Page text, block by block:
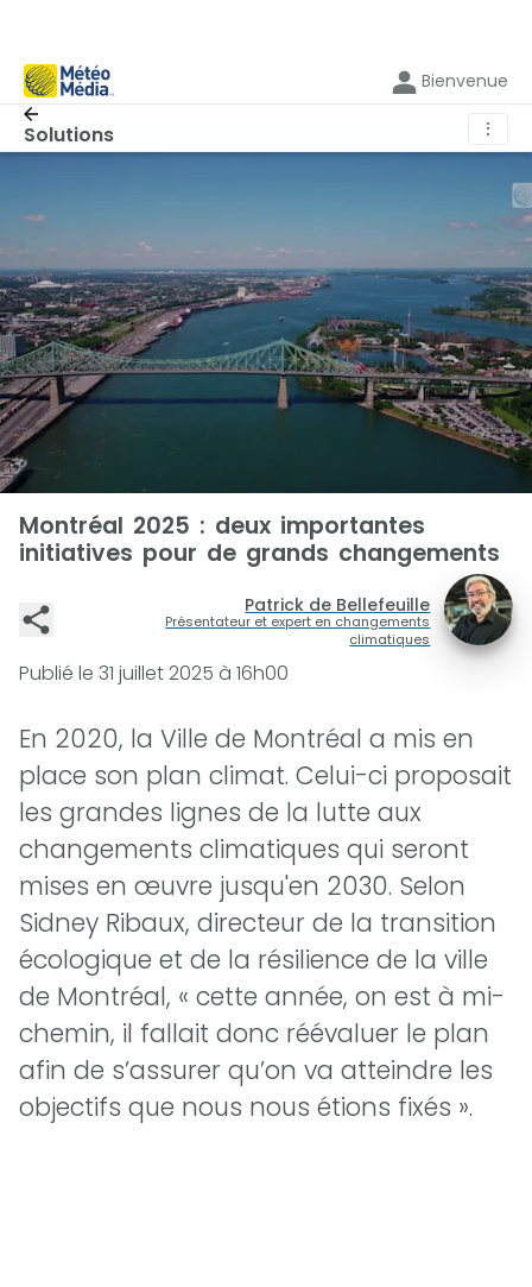
Bienvenue
Solutions ⋮
Montréal 2025 : deux importantes
initiatives pour de grands changements
Patrick de Bellefeuille
Présentateur et expert en changements
climatiques
Publié le 31 juillet 2025 à 16h00
En 2020, la Ville de Montréal a mis en
place son plan climat. Celui-ci proposait
les grandes lignes de la lutte aux
changements climatiques qui seront
mises en œuvre jusqu'en 2030. Selon
Sidney Ribaux, directeur de la transition
écologique et de la résilience de la ville
de Montréal, « cette année, on est à mi-
chemin, il fallait donc réévaluer le plan
afin de s’assurer qu’on va atteindre les
objectifs que nous nous étions fixés ».